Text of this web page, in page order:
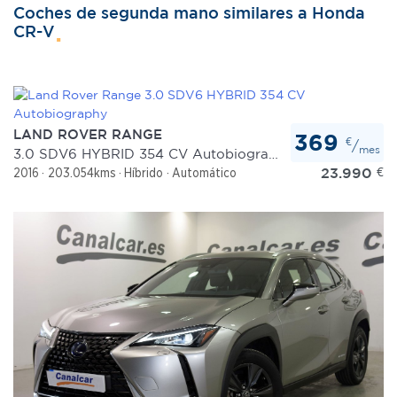
Coches de segunda mano similares a Honda
CR-V
LAND ROVER RANGE
2016 203.054kms Híbrido Automático 23.990 €
369 €/mes